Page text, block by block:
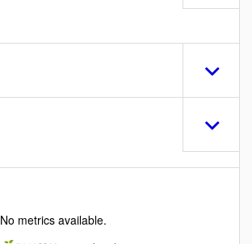
No metrics available.